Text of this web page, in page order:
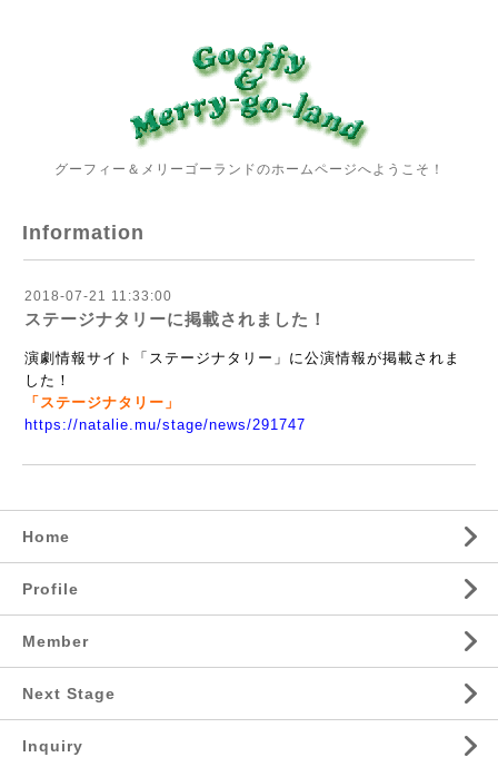
グーフィー＆メリーゴーランドのホームページへようこそ！
Information
2018-07-21 11:33:00
ステージナタリーに掲載されました！
演劇情報サイト「ステージナタリー」に公演情報が掲載されま
した！
「ステージナタリー」
https://natalie.mu/stage/news/291747
Home
Profile
Member
Next Stage
Inquiry